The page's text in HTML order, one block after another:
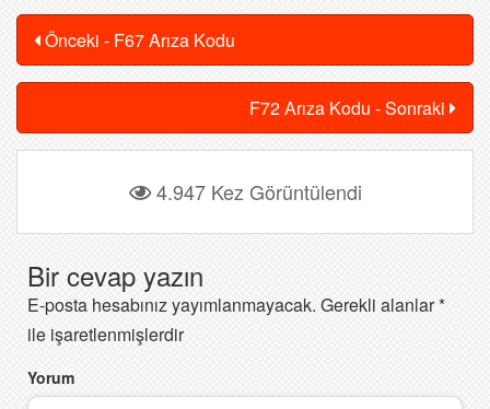
Önceki - F67 Arıza Kodu
F72 Arıza Kodu - Sonraki
4.947 Kez Görüntülendi
Bir cevap yazın
E-posta hesabınız yayımlanmayacak. Gerekli alanlar*
ile işaretlenmişlerdir
Yorum